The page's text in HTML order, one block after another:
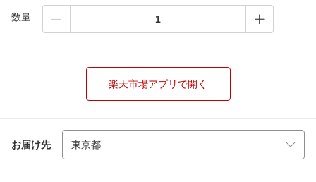
数量
楽天市場アプリで開く
お届け先